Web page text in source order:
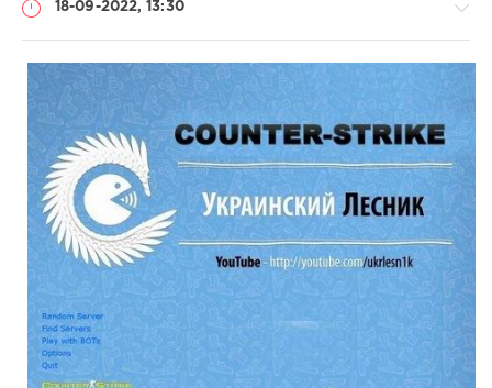
18-09-2022, 13:30
Збірки
гри
Administrator
728
0